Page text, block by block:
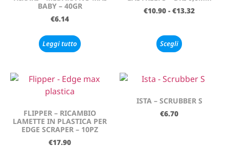
BABY – 40GR
€6.14
Leggi tutto
€10.90 - €13.32
Scegli
FLIPPER – RICAMBIO
LAMETTE IN PLASTICA PER
EDGE SCRAPER – 10PZ
€17.90
ISTA – SCRUBBER S
€6.70